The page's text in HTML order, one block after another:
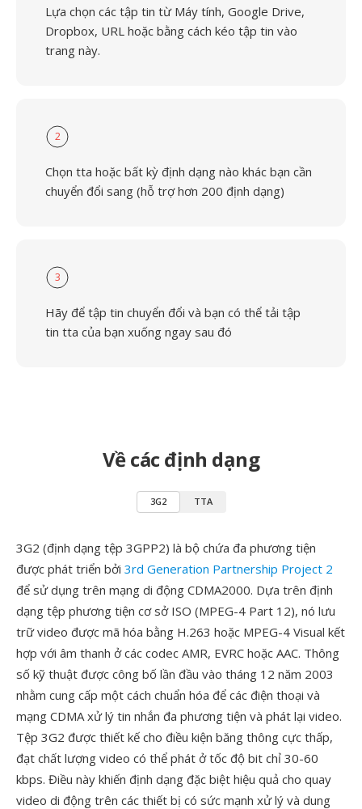
Lựa chọn các tập tin từ Máy tính, Google Drive,
Dropbox, URL hoặc bằng cách kéo tập tin vào
trang này.
2
Chọn tta hoặc bất kỳ định dạng nào khác bạn cần
chuyển đổi sang (hỗ trợ hơn 200 định dạng)
3
Hãy để tập tin chuyển đổi và bạn có thể tải tập
tin tta của bạn xuống ngay sau đó
Về các định dạng
3G2 TTA
3G2 (định dạng tệp 3GPP2) là bộ chứa đa phương tiện
được phát triển bởi 3rd Generation Partnership Project 2
để sử dụng trên mạng di động CDMA2000. Dựa trên định
dạng tệp phương tiện cơ sở ISO (MPEG-4 Part 12), nó lưu
trữ video được mã hóa bằng H.263 hoặc MPEG-4 Visual kết
hợp với âm thanh ở các codec AMR, EVRC hoặc AAC. Thông
số kỹ thuật được công bố lần đầu vào tháng 12 năm 2003
nhằm cung cấp một cách chuẩn hóa để các điện thoại và
mạng CDMA xử lý tin nhắn đa phương tiện và phát lại video.
Tệp 3G2 được thiết kế cho điều kiện băng thông cực thấp,
đạt chất lượng video có thể phát ở tốc độ bit chỉ 30-60
kbps. Điều này khiến định dạng đặc biệt hiệu quả cho quay
video di động trên các thiết bị có sức mạnh xử lý và dung